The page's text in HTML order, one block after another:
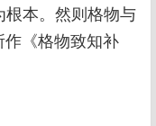
本。然则格物与
《格物致知补